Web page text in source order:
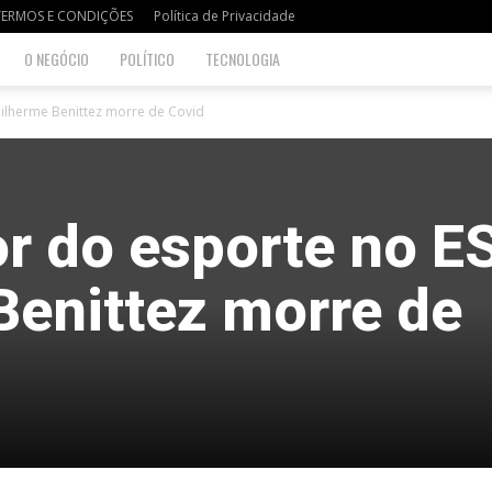
E CONDIÇÕES Política de Privacidade
O NEGÓCIO POLÍTICO TECNOLOGIA
Benittez morre de Covid
do esporte no
morre de